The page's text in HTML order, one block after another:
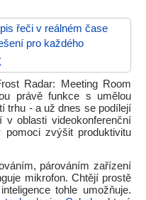
řeči v reálném čase
pro každého
Radar: Meeting Room
právě funkce s umělou
trhu - a už dnes se podílejí
oblasti videokonferenční
zvýšit produktivitu
párováním zařízení
mikrofon. Chtějí prostě
tohle umožňuje.